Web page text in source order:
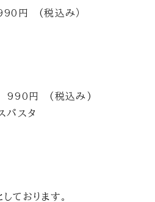
円 (税込み）
円 (税込み)
パスタ
ております。